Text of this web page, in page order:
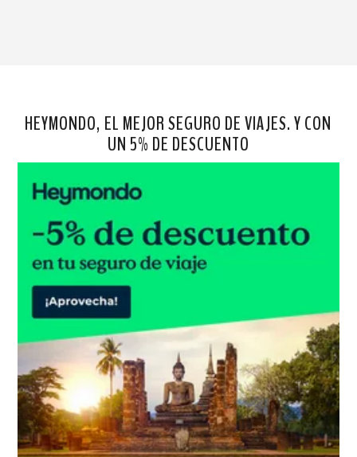
HEYMONDO, EL MEJOR SEGURO DE VIAJES. Y CON
UN 5% DE DESCUENTO